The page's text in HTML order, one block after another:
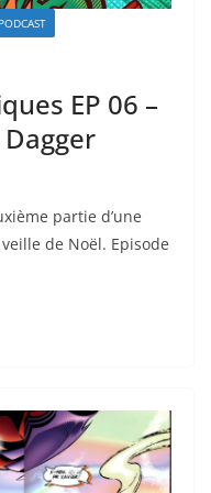
PODCAST
EP 06 –
partie d’une
de Noël. Episode